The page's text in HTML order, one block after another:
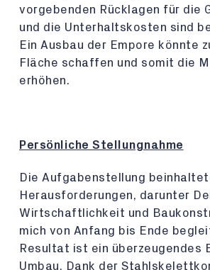
vorgebenden Rücklagen für die
und die Unterhaltskosten sind
Ein Ausbau der Empore könnte
Fläche schaffen und somit die
erhöhen.
Persönliche Stellungnahme
Die Aufgabenstellung
Herausforderungen, darunter
Wirtschaftlichkeit und
mich von Anfang bis Ende
Resultat ist ein überzeugendes
Umbau. Dank der